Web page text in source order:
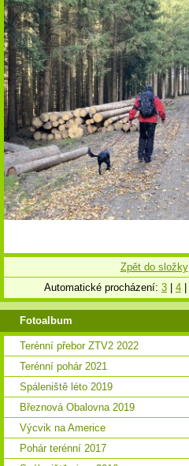
Zpět do složky
Automatické procházení: 3 4
Fotoalbum
Terénní přebor ZTV2 2022
Terénní pohár 2021
Spáleniště léto 2019
Březnová Obalovna 2019
Výcvik na Americe
Pohár terénní 2017